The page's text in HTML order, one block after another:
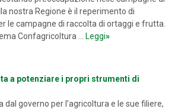
nostra Regione è il reperimento di
le campagne di raccolta di ortaggi e frutta.
Confagricoltura ...
Leggi»
a potenziare i propri strumenti di
dal governo per l’agricoltura e le sue filiere,